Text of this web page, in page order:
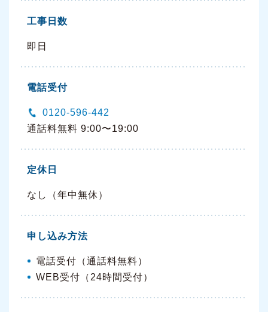
工事日数
即日
電話受付
0120-596-442
通話料無料 9:00〜19:00
定休日
なし（年中無休）
申し込み方法
電話受付（通話料無料）
WEB受付（24時間受付）